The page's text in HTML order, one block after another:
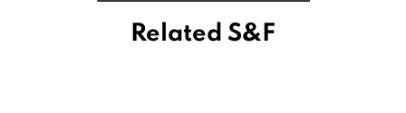
Related S&F